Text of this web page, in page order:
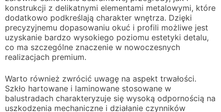
konstrukcji z delikatnymi elementami metalowymi, które
dodatkowo podkreślają charakter wnętrza. Dzięki
precyzyjnemu dopasowaniu okuć i profili możliwe jest
uzyskanie bardzo wysokiego poziomu estetyki detalu,
co ma szczególne znaczenie w nowoczesnych
realizacjach premium.
Warto również zwrócić uwagę na aspekt trwałości.
Szkło hartowane i laminowane stosowane w
balustradach charakteryzuje się wysoką odpornością na
uszkodzenia mechaniczne i działanie czynników